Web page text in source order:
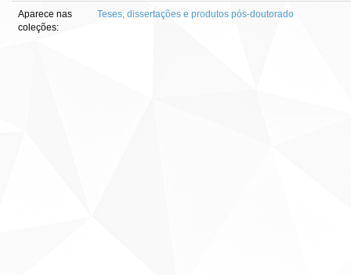
Aparece nas
coleções:
Teses, dissertações e produtos pós-doutorado